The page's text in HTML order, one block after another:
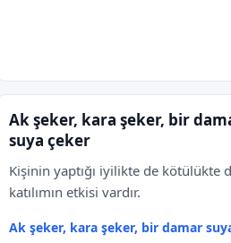
Ak şeker, kara şeker, bir
suya çeker
Kişinin yaptığı iyilikte de kötülükte
katılımın etkisi vardır.
Ak şeker, kara şeker, bir damar